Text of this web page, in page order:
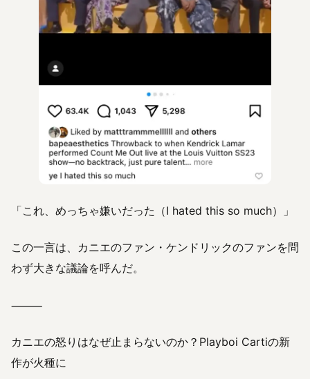
「これ、めっちゃ嫌いだった（I hated this so much）」
この一言は、カニエのファン・ケンドリックのファンを問
わず大きな議論を呼んだ。
⸻
カニエの怒りはなぜ止まらないのか？Playboi Cartiの新
作が火種に